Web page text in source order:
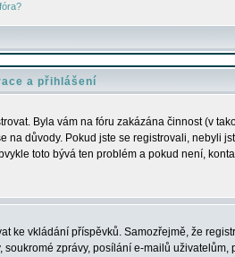
a přihlášení
Byla vám na fóru zakázána činnost (v
důvody. Pokud jste se registrovali, nebyli
toto bývá ten problém a pokud není,
ke vkládání příspěvků. Samozřejmě, že
zprávy, posílání e-mailů uživatelům,